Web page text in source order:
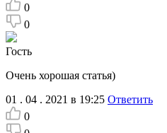
0
0
Гость
Очень хорошая статья)
01 . 04 . 2021 в 19:25 Ответить
0